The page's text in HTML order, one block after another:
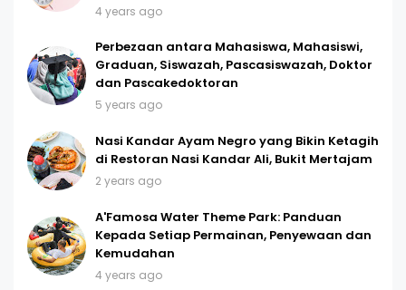
4 years ago
Perbezaan antara Mahasiswa, Mahasiswi,
Graduan, Siswazah, Pascasiswazah, Doktor
dan Pascakedoktoran
5 years ago
Nasi Kandar Ayam Negro yang Bikin Ketagih
di Restoran Nasi Kandar Ali, Bukit Mertajam
2 years ago
A'Famosa Water Theme Park: Panduan
Kepada Setiap Permainan, Penyewaan dan
Kemudahan
4 years ago